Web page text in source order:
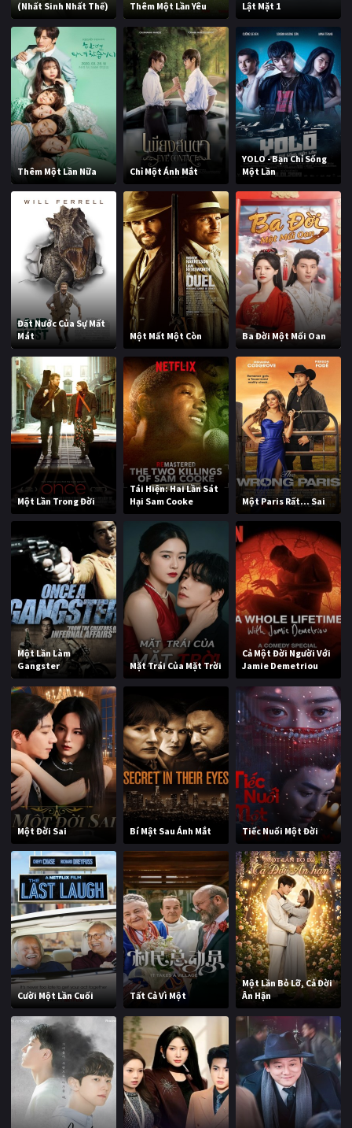
(Nhất Sinh Nhất Thế)
Thêm Một Lần Yêu Lật Mặt 1
Thêm Một Lần Nữa Chỉ Một Ánh Mắt
YOLO - Bạn Chỉ Sống
Một Lần
Đất Nước Của Sự Mất
Mát
Một Mất Một Còn Ba Đời Một Mối Oan
Một Lần Trong Đời
Tái Hiện: Hai Lần Sát
Hại Sam Cooke
Một Paris Rất... Sai
Một Lần Làm
Gangster
Mặt Trái Của Mặt Trời
Cả Một Đời Người Với
Jamie Demetriou
Một Đời Sai Bí Mật Sau Ánh Mắt Tiếc Nuối Một Đời
Cười Một Lần Cuối Tất Cả Vì Một
Một Lần Bỏ Lỡ, Cả Đời
Ân Hận